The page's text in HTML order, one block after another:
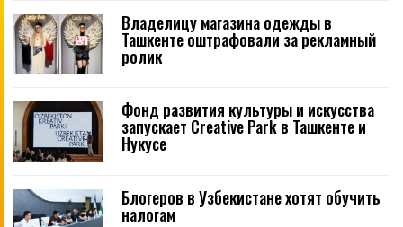
Владелицу магазина одежды в
Ташкенте оштрафовали за рекламный
ролик
Фонд развития культуры и искусства
запускает Creative Park в Ташкенте и
Нукусе
Блогеров в Узбекистане хотят обучить
налогам